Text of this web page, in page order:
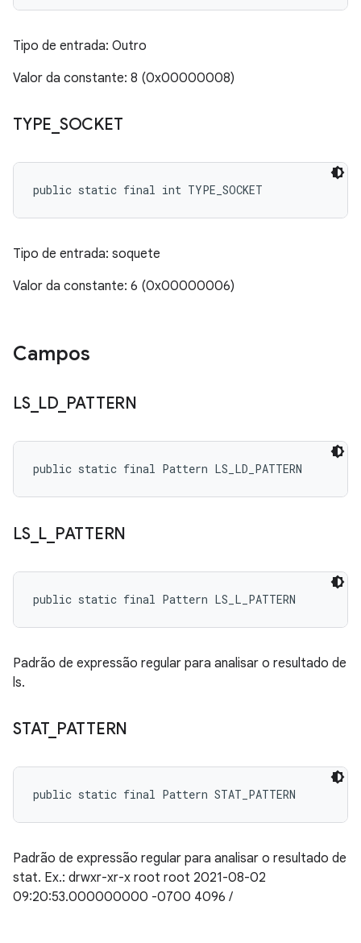
Tipo de entrada: Outro
Valor da constante: 8 (0x00000008)
TYPE SOCKET
public static final int TYPE_SOCKET
Tipo de entrada: soquete
Valor da constante: 6 (0x00000006)
Campos
LS_ LD_ PATTERN
public static final Pattern LS_LD_PATTERN
LS_ L PATTERN
public static final Pattern LS_L_PATTERN
Padrão de expressão regular para analisar o resultado de
ls.
STAT_ PATTERN
public static final Pattern STAT_PATTERN
Padrão de expressão regular para analisar o resultado de
stat. Ex.: drwxr-xr-x root root 2021-08-02
09:20:53.000000000 -0700 4096 /